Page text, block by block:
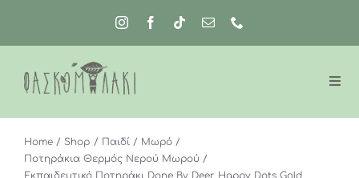
περιεχόμενο
Home Shop Παιδί
Μωρό
Ποτηράκια Θερμός Νερού Μωρού
Εκπαιδευτικό Ποτηράκι Done By Deer Happy Dots Gold